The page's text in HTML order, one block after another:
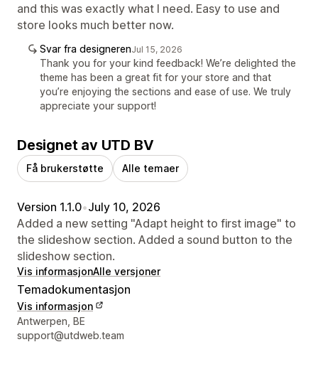
and this was exactly what I need. Easy to use and
store looks much better now.
Svar fra designerenJul 15, 2026
Thank you for your kind feedback! We’re delighted the
theme has been a great fit for your store and that
you’re enjoying the sections and ease of use. We truly
appreciate your support!
Designet av UTD BV
Få brukerstøtte Alle temaer
Version 1.1.0•July 10, 2026
Added a new setting "Adapt height to first image" to
the slideshow section. Added a sound button to the
slideshow section.
Vis informasjonAlle versjoner
Temadokumentasjon
Vis informasjon
Designerens kontaktinfo
Antwerpen, BE
support@utdweb.team